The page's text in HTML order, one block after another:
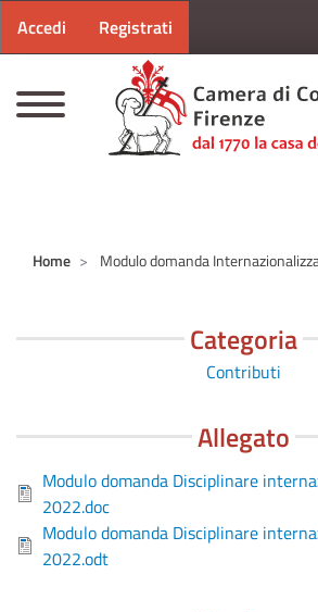
Menu profilo utente
Accedi Registrati
Home Modulo domanda
Categoria
Contributi
Allegato
Modulo domanda Disciplinare
2022.doc
Modulo domanda Disciplinare
2022.odt